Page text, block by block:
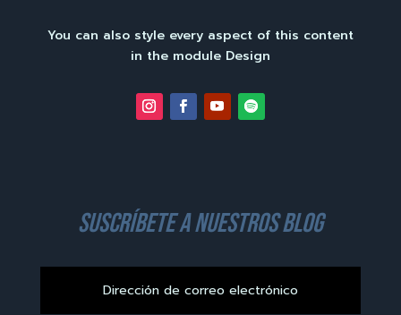
You can also style every aspect of this content
in the module Design
suscríbete a nuestros blog